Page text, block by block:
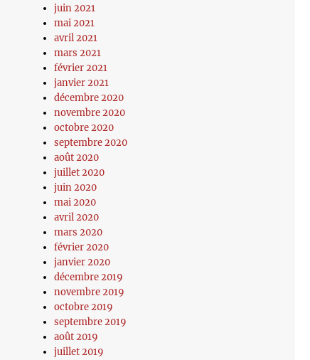
juin 2021
mai 2021
avril 2021
mars 2021
février 2021
janvier 2021
décembre 2020
novembre 2020
octobre 2020
septembre 2020
août 2020
juillet 2020
juin 2020
mai 2020
avril 2020
mars 2020
février 2020
janvier 2020
décembre 2019
novembre 2019
octobre 2019
septembre 2019
août 2019
juillet 2019